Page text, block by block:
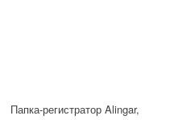
Папка-регистратор Alingar,